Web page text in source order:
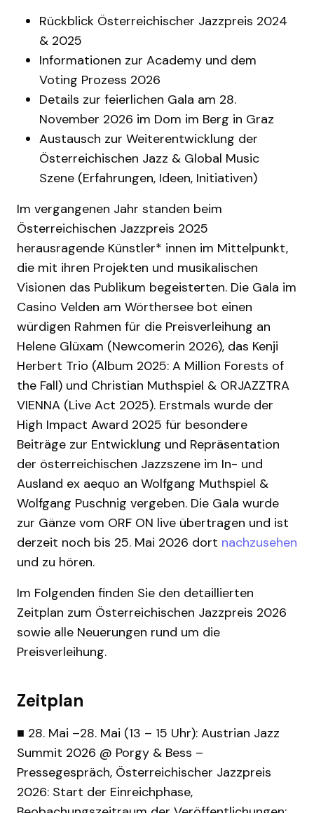
Rückblick Österreichischer Jazzpreis 2024
& 2025
Informationen zur Academy und dem
Voting Prozess 2026
Details zur feierlichen Gala am 28.
November 2026 im Dom im Berg in Graz
Austausch zur Weiterentwicklung der
Österreichischen Jazz & Global Music
Szene (Erfahrungen, Ideen, Initiativen)
Im vergangenen Jahr standen beim
Österreichischen Jazzpreis 2025
herausragende Künstler* innen im Mittelpunkt,
die mit ihren Projekten und musikalischen
Visionen das Publikum begeisterten. Die Gala im
Casino Velden am Wörthersee bot einen
würdigen Rahmen für die Preisverleihung an
Helene Glüxam (Newcomerin 2026), das Kenji
Herbert Trio (Album 2025: A Million Forests of
the Fall) und Christian Muthspiel & ORJAZZTRA
VIENNA (Live Act 2025). Erstmals wurde der
High Impact Award 2025 für besondere
Beiträge zur Entwicklung und Repräsentation
der österreichischen Jazzszene im In- und
Ausland ex aequo an Wolfgang Muthspiel &
Wolfgang Puschnig vergeben. Die Gala wurde
zur Gänze vom ORF ON live übertragen und ist
derzeit noch bis 25. Mai 2026 dort nachzusehen
und zu hören.
Im Folgenden finden Sie den detaillierten
Zeitplan zum Österreichischen Jazzpreis 2026
sowie alle Neuerungen rund um die
Preisverleihung.
Zeitplan
■ 28. Mai –28. Mai (13 – 15 Uhr): Austrian Jazz
Summit 2026 @ Porgy & Bess –
Pressegespräch, Österreichischer Jazzpreis
2026: Start der Einreichphase,